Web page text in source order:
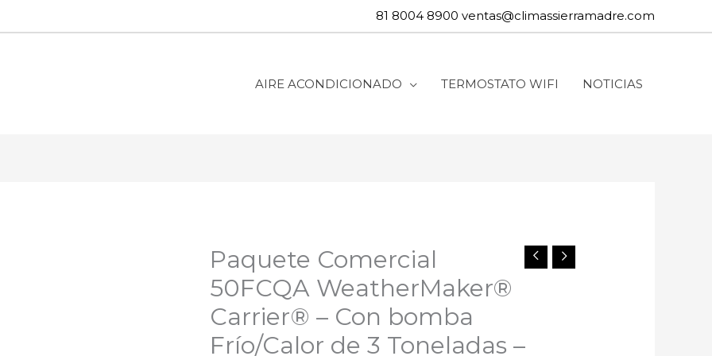
81 8004 8900 ventas@climassierramadre.com
AIRE ACONDICIONADO TERMOSTATO WIFI NOTICIAS
Paquete Comercial
50FCQA WeatherMaker®
Carrier®️ – Con bomba
Frío/Calor de 3 Toneladas –